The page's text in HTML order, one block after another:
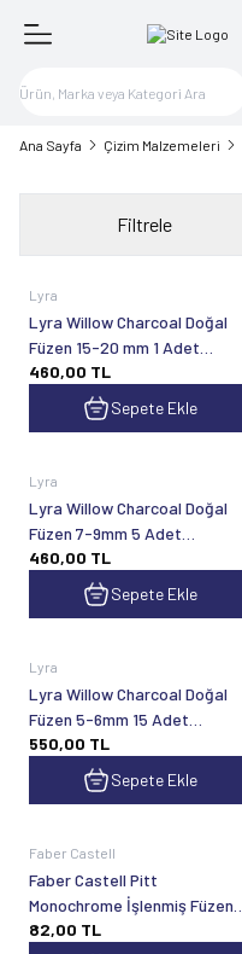
Ana Sayfa Çizim Malzemeleri
Filtrele
Lyra
Lyra Willow Charcoal Doğal
Füzen 15-20 mm 1 Adet
555004015
460,00 TL
Sepete Ekle
Lyra
Lyra Willow Charcoal Doğal
Füzen 7-9mm 5 Adet
5550030
460,00 TL
Sepete Ekle
Lyra
Lyra Willow Charcoal Doğal
Füzen 5-6mm 15 Adet
5550020
550,00 TL
Sepete Ekle
Faber Castell
Faber Castell Pitt
Monochrome İşlenmiş Füzen
Kömür Kalem Orta Sert
82,00 TL